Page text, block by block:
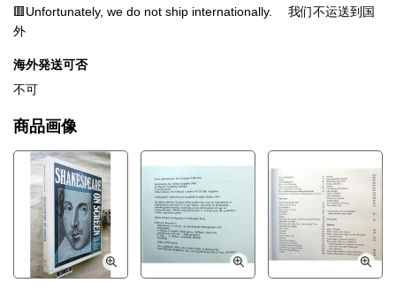
🟥Unfortunately, we do not ship internationally. 我们不运送到国
外
海外発送可否
不可
商品画像